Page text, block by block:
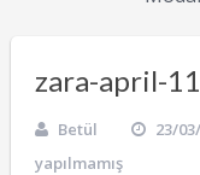
zara-april-11
Betül 23/
yapılmamış